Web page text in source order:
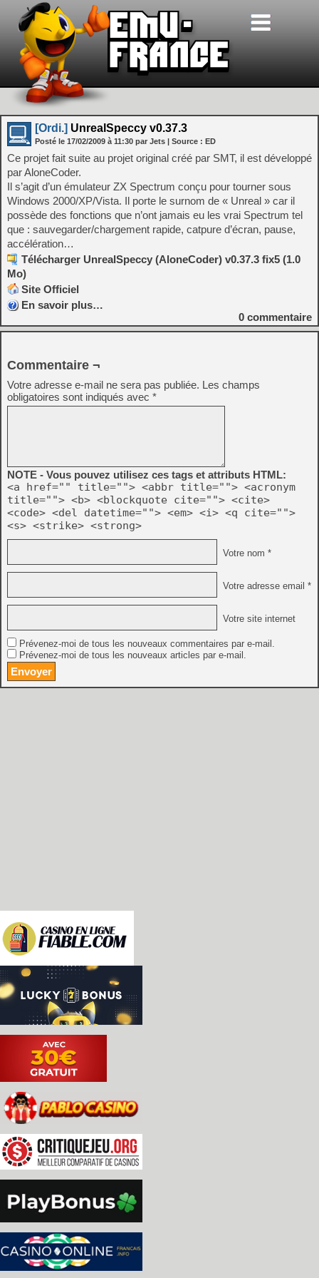
[Ordi.] UnrealSpeccy v0.37.3
Posté le 17/02/2009 à 11:30 par Jets | Source : ED
Ce projet fait suite au projet original créé par SMT, il est développé
par AloneCoder.
Il s’agit d’un émulateur ZX Spectrum conçu pour tourner sous
Windows 2000/XP/Vista. Il porte le surnom de « Unreal » car il
possède des fonctions que n’ont jamais eu les vrai Spectrum tel
que : sauvegarder/chargement rapide, catpure d’écran, pause,
accélération…
Télécharger UnrealSpeccy (AloneCoder) v0.37.3 fix5 (1.0
Mo)
Site Officiel
En savoir plus…
0 commentaire
Commentaire ¬
Votre adresse e-mail ne sera pas publiée. Les champs
obligatoires sont indiqués avec *
NOTE - Vous pouvez utilisez ces tags et attributs HTML:
<a href="" title=""> <abbr title=""> <acronym
title=""> <b> <blockquote cite=""> <cite>
<code> <del datetime=""> <em> <i> <q cite="">
<s> <strike> <strong>
Votre nom *
Votre adresse email *
Votre site internet
Prévenez-moi de tous les nouveaux commentaires par e-mail.
Prévenez-moi de tous les nouveaux articles par e-mail.